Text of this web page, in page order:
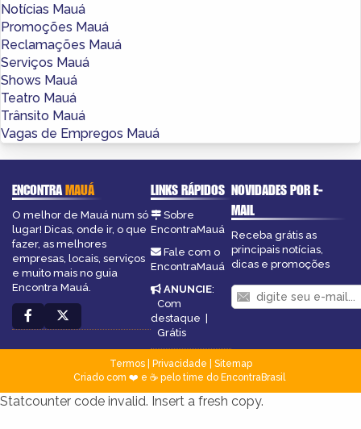
Notícias Mauá
Promoções Mauá
Reclamações Mauá
Serviços Mauá
Shows Mauá
Teatro Mauá
Trânsito Mauá
Vagas de Empregos Mauá
ENCONTRAMAUÁ
O melhor de Mauá num só
lugar! Dicas, onde ir, o que
fazer, as melhores
empresas, locais, serviços
e muito mais no guia
Encontra Mauá.
LINKS RÁPIDOS
Sobre
EncontraMauá
Fale com o
EncontraMauá
ANUNCIE:
Com
destaque
Grátis
NOVIDADES POR E-
MAIL
Receba grátis as
principais notícias,
dicas e promoções
Termos| Privacidade
Sitemap
Criado com ❤️ e ☕ pelo time do EncontraBrasil
Statcounter code invalid. Insert a fresh copy.